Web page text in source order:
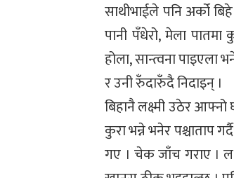
साथीभाईले पनि अर्को
पानी पँधेरो, मेला
होला, सान्त्वना
र उनी रुँदारुँदै निदाइन् ।
बिहानै लक्ष्मी उठेर आफ्नो
कुरा भन्ने भनेर पश्चाताप
गए । चेक जाँच गराए ।